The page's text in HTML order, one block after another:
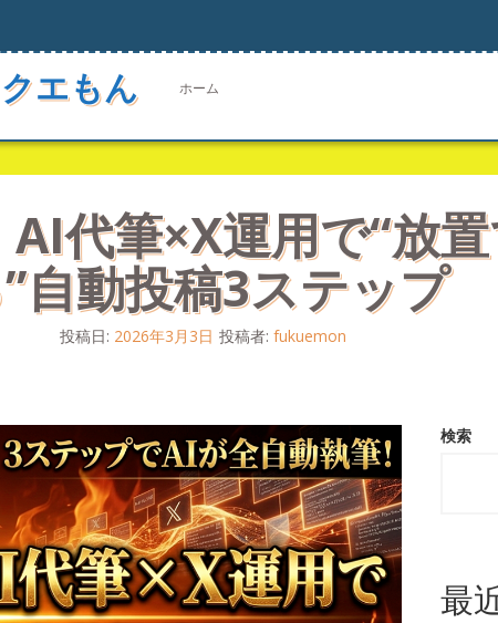
エもん ホーム
AI代筆×X運用で“放
自動投稿3ステップ
投稿日: 2026年3月3日 投稿者: fukuemon
検索
最